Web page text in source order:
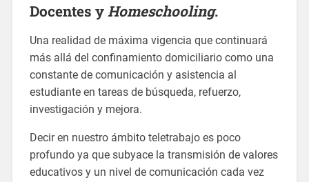
Docentes yHomeschooling.
Una realidad de máxima vigencia que continuará
más allá del confinamiento domiciliario como una
constante de comunicación y asistencia al
estudiante en tareas de búsqueda, refuerzo,
investigación y mejora.
Decir en nuestro ámbito teletrabajo es poco
profundo ya que subyace la transmisión de valores
educativos y un nivel de comunicación cada vez